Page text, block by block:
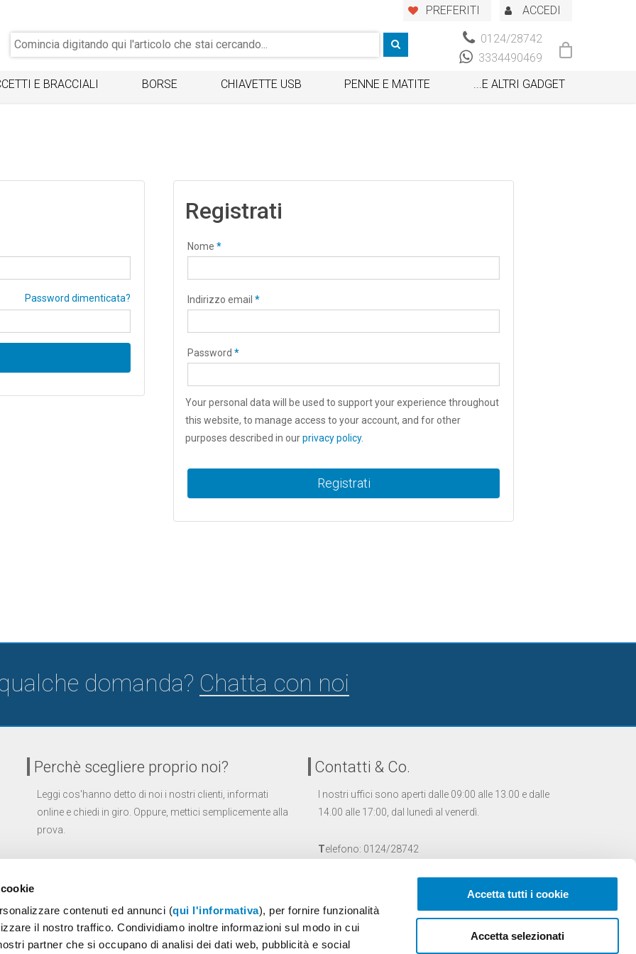
contenuti ed annunci (qui l'informativa), per fornire funzionalità
il nostro traffico. Condividiamo inoltre informazioni sul modo in cui
partner che si occupano di analisi dei dati web, pubblicità e social
Accetta tutti i cookie
Accetta selezionati
PREFERITI ACCEDI
0124/28742
3334490469
E BRACCIALI BORSE CHIAVETTE USB PENNE E MATITE ...E ALTRI GADGET
Password dimenticata?
Registrati
Nome *
Indirizzo email *
Password *
Your personal data will be used to support your experience throughout
this website, to manage access to your account, and for other
purposes described in ourprivacy policy.
Registrati
domanda? Chatta con noi
Perchè scegliere proprio noi?
Leggi cos'hanno detto di noi i nostri clienti, informati
online e chiedi in giro. Oppure, mettici semplicemente alla
prova.
quanto sono disponibili ad aiutarti
Contatti & Co.
I nostri uffici sono aperti dalle 09:00 alle 13.00 e dalle
14.00 alle 17:00, dal lunedì al venerdì.
Telefono: 0124/28742
TUOLOGO S.R.L.
Corso Indipendenza, 53